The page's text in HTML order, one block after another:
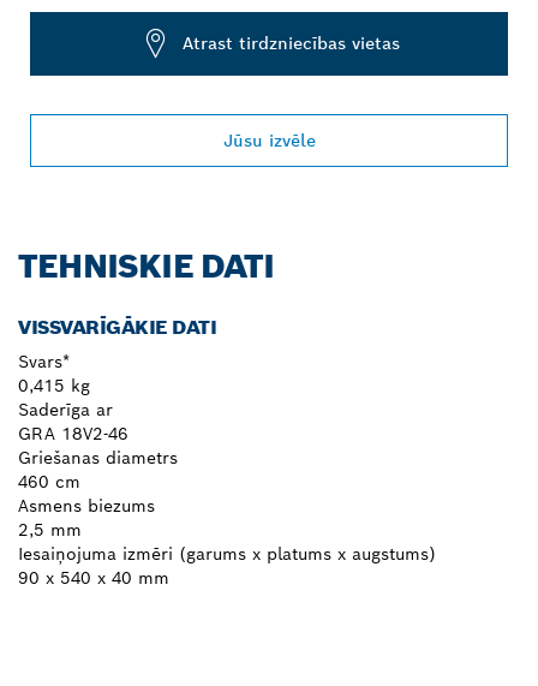
Atrast tirdzniecības vietas
Jūsu izvēle
TEHNISKIE DATI
VISSVARĪGĀKIE DATI
Svars*
0,415 kg
Saderīga ar
GRA 18V2-46
Griešanas diametrs
460 cm
Asmens biezums
2,5 mm
Iesaiņojuma izmēri (garums x platums x augstums)
90 x 540 x 40 mm